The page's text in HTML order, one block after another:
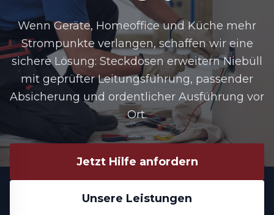
Wenn Geräte, Homeoffice und Küche mehr
Strompunkte verlangen, schaffen wir eine
sichere Lösung: Steckdosen erweitern Niebüll
mit geprüfter Leitungsführung, passender
Absicherung und ordentlicher Ausführung vor
Ort.
Jetzt Hilfe anfordern
Unsere Leistungen